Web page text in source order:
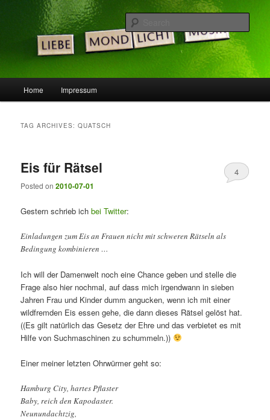
LeSpocky.de :: Blog
Die Idee ist gut, doch die Welt noch nicht bereit …
Home Impressum
TAG ARCHIVES:QUATSCH
Eis für Rätsel
Posted on2010-07-01
4
Gestern schrieb ichbei Twitter:
Einladungen zum Eis an Frauen nicht mit schweren Rätseln als
Bedingung kombinieren …
Ich will der Damenwelt noch eine Chance geben und stelle die
Frage also hier nochmal, auf dass mich irgendwann in sieben
Jahren Frau und Kinder dumm angucken, wenn ich mit einer
wildfremden Eis essen gehe, die dann dieses Rätsel gelöst hat.
((Es gilt natürlich das Gesetz der Ehre und das verbietet es mit
Hilfe von Suchmaschinen zu schummeln.))
Einer meiner letzten Ohrwürmer geht so:
Hamburg City, hartes Pflaster
Baby, reich den Kapodaster.
Neunundachtzig,